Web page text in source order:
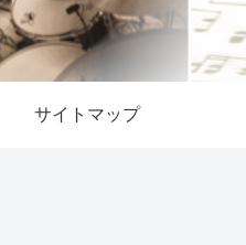
サイトマップ